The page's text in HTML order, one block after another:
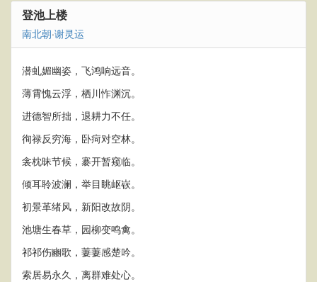
登池上楼
南北朝·谢灵运
潜虬媚幽姿，飞鸿响远音。
薄霄愧云浮，栖川怍渊沉。
进德智所拙，退耕力不任。
徇禄反穷海，卧疴对空林。
衾枕昧节候，褰开暂窥临。
倾耳聆波澜，举目眺岖嵚。
初景革绪风，新阳改故阴。
池塘生春草，园柳变鸣禽。
祁祁伤豳歌，萋萋感楚吟。
索居易永久，离群难处心。